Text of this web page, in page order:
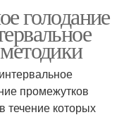
голодание
промежутков
течение которых